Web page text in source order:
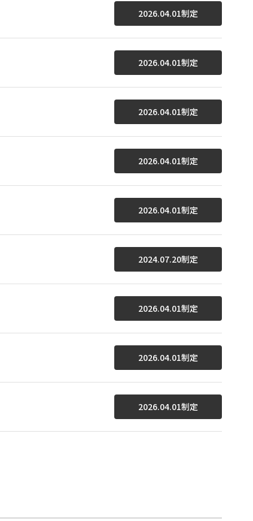
2026.04.01制定
2026.04.01制定
2026.04.01制定
2026.04.01制定
2026.04.01制定
2024.07.20制定
2026.04.01制定
2026.04.01制定
2026.04.01制定